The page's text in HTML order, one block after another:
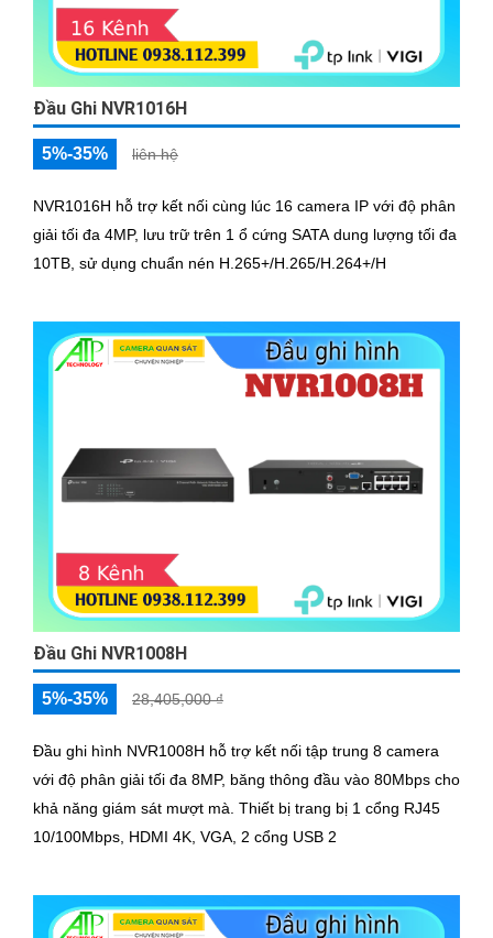
Đầu Ghi NVR1016H
5%-35% liên hệ
NVR1016H hỗ trợ kết nối cùng lúc 16 camera IP với độ phân
giải tối đa 4MP, lưu trữ trên 1 ổ cứng SATA dung lượng tối đa
10TB, sử dụng chuẩn nén H.265+/H.265/H.264+/H
Đầu Ghi NVR1008H
5%-35% 28,405,000 ₫
Đầu ghi hình NVR1008H hỗ trợ kết nối tập trung 8 camera
với độ phân giải tối đa 8MP, băng thông đầu vào 80Mbps cho
khả năng giám sát mượt mà. Thiết bị trang bị 1 cổng RJ45
10/100Mbps, HDMI 4K, VGA, 2 cổng USB 2